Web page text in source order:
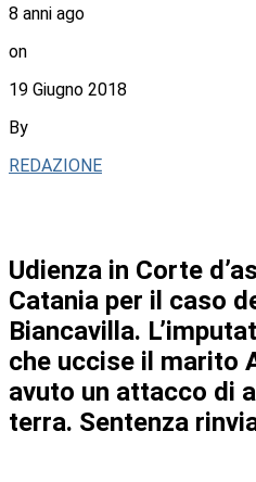
8 anni ago
on
19 Giugno 2018
By
REDAZIONE
Udienza in Corte
Catania per il caso
Biancavilla.
che uccise il marito
avuto un attacco di
terra. Sentenza